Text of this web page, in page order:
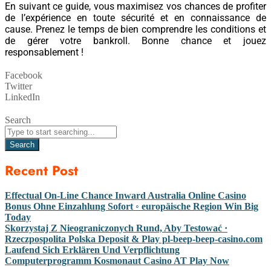
En suivant ce guide, vous maximisez vos chances de profiter
de l’expérience en toute sécurité et en connaissance de
cause. Prenez le temps de bien comprendre les conditions et
de gérer votre bankroll. Bonne chance et jouez
responsablement !
Facebook
Twitter
LinkedIn
Search
Search
Recent Post
Effectual On-Line Chance Inward Australia Online Casino
Bonus Ohne Einzahlung Sofort ◦ europäische Region Win Big
Today
Skorzystaj Z Nieograniczonych Rund, Aby Testować ·
Rzeczpospolita Polska Deposit & Play pl-beep-beep-casino.com
Laufend Sich Erklären Und Verpflichtung
Computerprogramm Kosmonaut Casino AT Play Now